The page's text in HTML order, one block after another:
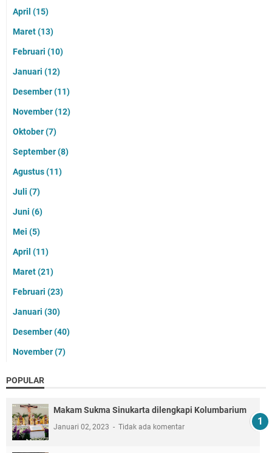
April (15)
Maret(13)
Februari (10)
Januari (12)
Desember(11)
November(12)
Oktober(7)
September(8)
Agustus(11)
Juli (7)
Juni (6)
Mei (5)
April (11)
Maret(21)
Februari (23)
Januari (30)
Desember(40)
November(7)
POPULAR
Makam Sukma Sinukarta dilengkapi Kolumbarium
Januari 02, 2023 Tidak ada komentar